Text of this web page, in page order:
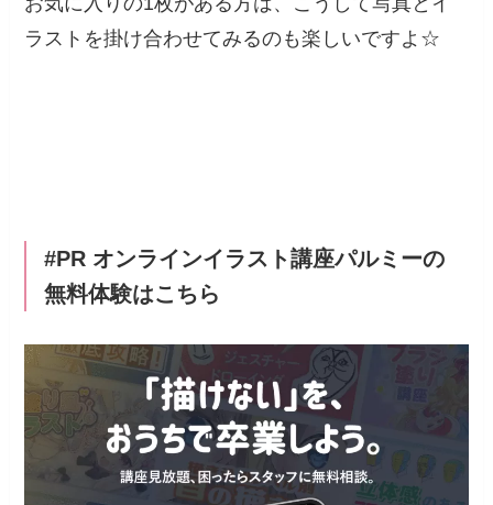
ラストを掛け合わせてみるのも楽しいですよ☆
#PR オンラインイラスト講座パルミーの
無料体験はこちら